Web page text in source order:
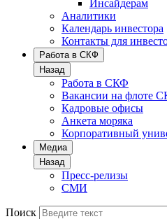
Инсайдерам
Аналитики
Календарь инвестора
Контакты для
Работа в СКФ
Назад
Работа в СКФ
Вакансии на флоте
Кадровые офисы
Анкета моряка
Корпоративный
Медиа
Назад
Пресс-релизы
СМИ
Поиск